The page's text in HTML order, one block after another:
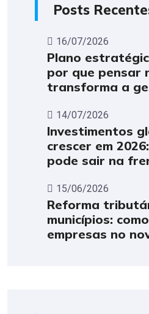
Posts
16/07/2026
Plano
por que pensar
transforma a
14/07/2026
Investimentos
crescer em
pode sair na
15/06/2026
Reforma
municípios:
empresas no